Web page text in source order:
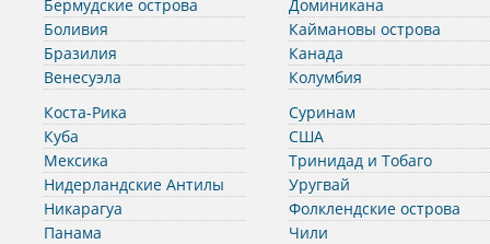
Бермудские острова
Боливия
Бразилия
Венесуэла
Доминикана
Каймановы острова
Канада
Колумбия
Коста-Рика
Куба
Мексика
Нидерландские Антилы
Никарагуа
Панама
Суринам
США
Тринидад и Тобаго
Уругвай
Фолклендские острова
Чили